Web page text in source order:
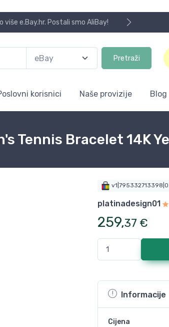
više e.Bay.hr. Postali smo AliBay!
Pretraži
korisnici Naše provizije Blog
Tennis Bracelet 14K
v1|795332713398|0
platinadesign01
259,37 €
Informacije
Cijena